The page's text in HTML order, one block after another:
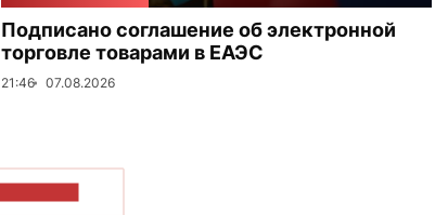
Подписано соглашение об электронной
торговле товарами в ЕАЭС
21:46 07.08.2026